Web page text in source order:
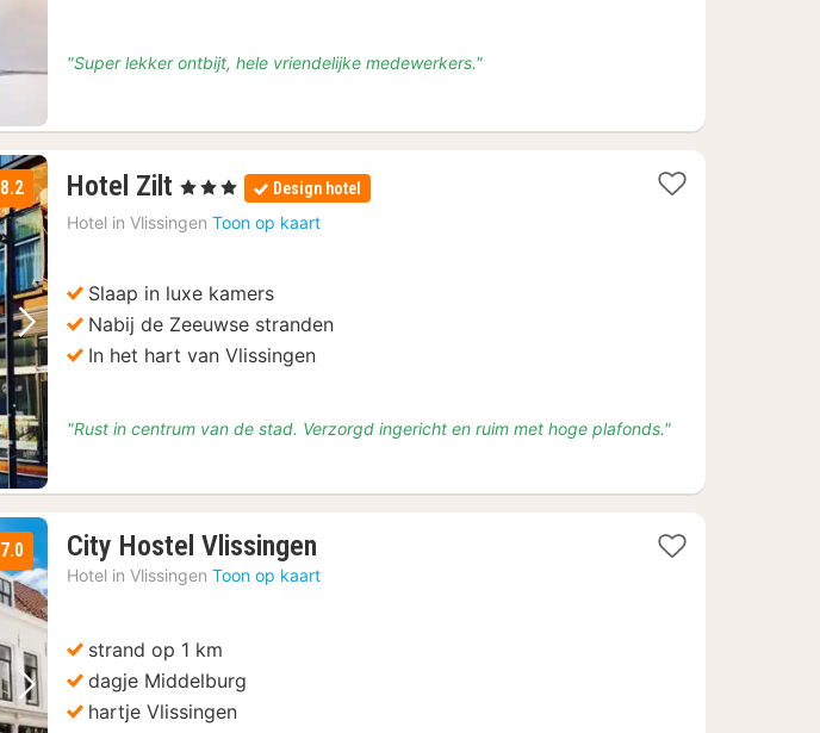
"Super lekker ontbijt, hele vriendelijke medewerkers."
Volgende foto
8.2 Hotel Zilt 1
nacht
vanaf
102,96
, 3 Sterren Design hotel
Hotel in Vlissingen Toon op kaart
Slaap in luxe kamers
Nabij de Zeeuwse stranden
In het hart van Vlissingen
"Rust in centrum van de stad. Verzorgd ingericht en ruim met hoge plafonds."
Volgende foto
7.0 City Hostel Vlissingen
nacht
Hotel in Vlissingen Toon op kaart
strand op 1 km
dagje Middelburg
hartje Vlissingen